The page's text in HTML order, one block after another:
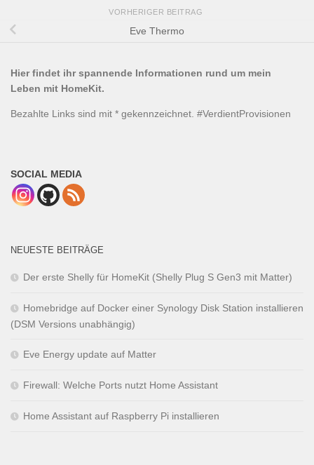
VORHERIGER BEITRAG
Eve Thermo
Hier findet ihr spannende Informationen rund um mein
Leben mit HomeKit.
Bezahlte Links sind mit * gekennzeichnet. #VerdientProvisionen
SOCIAL MEDIA
NEUESTE BEITRÄGE
Der erste Shelly für HomeKit (Shelly Plug S Gen3 mit Matter)
Homebridge auf Docker einer Synology Disk Station installieren
(DSM Versions unabhängig)
Eve Energy update auf Matter
Firewall: Welche Ports nutzt Home Assistant
Home Assistant auf Raspberry Pi installieren